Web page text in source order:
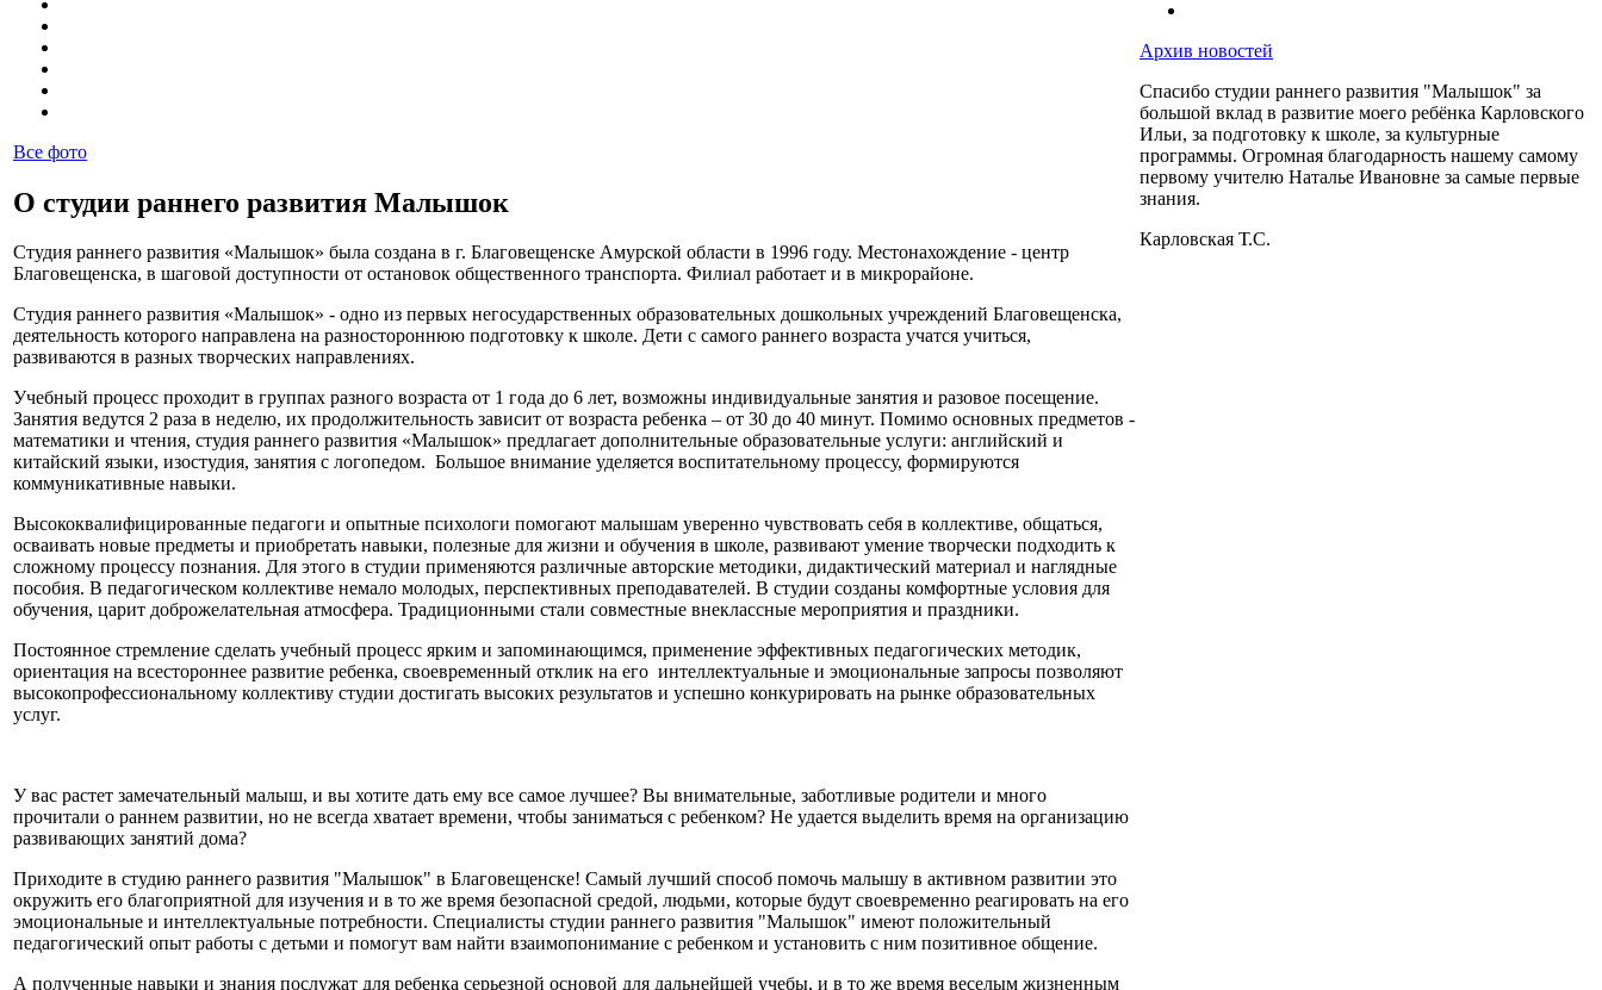
Все фото
О студии раннего развития Малышок
Студия раннего развития «Малышок» была создана в г. Благовещенске Амурской области в 1996 году. Местонахождение - центр
Благовещенска, в шаговой доступности от остановок общественного транспорта. Филиал работает и в микрорайоне.
Студия раннего развития «Малышок» - одно из первых негосударственных образовательных дошкольных учреждений Благовещенска,
деятельность которого направлена на разностороннюю подготовку к школе. Дети с самого раннего возраста учатся учиться,
развиваются в разных творческих направлениях.
Учебный процесс проходит в группах разного возраста от 1 года до 6 лет, возможны индивидуальные занятия и разовое посещение.
Занятия ведутся 2 раза в неделю, их продолжительность зависит от возраста ребенка – от 30 до 40 минут. Помимо основных предметов -
математики и чтения, студия раннего развития «Малышок» предлагает дополнительные образовательные услуги: английский и
китайский языки, изостудия, занятия с логопедом. Большое внимание уделяется воспитательному процессу, формируются
коммуникативные навыки.
Высококвалифицированные педагоги и опытные психологи помогают малышам уверенно чувствовать себя в коллективе, общаться,
осваивать новые предметы и приобретать навыки, полезные для жизни и обучения в школе, развивают умение творчески подходить к
сложному процессу познания. Для этого в студии применяются различные авторские методики, дидактический материал и наглядные
пособия. В педагогическом коллективе немало молодых, перспективных преподавателей. В студии созданы комфортные условия для
обучения, царит доброжелательная атмосфера. Традиционными стали совместные внеклассные мероприятия и праздники.
Постоянное стремление сделать учебный процесс ярким и запоминающимся, применение эффективных педагогических методик,
ориентация на всестороннее развитие ребенка, своевременный отклик на его интеллектуальные и эмоциональные запросы позволяют
высокопрофессиональному коллективу студии достигать высоких результатов и успешно конкурировать на рынке образовательных
услуг.
У вас растет замечательный малыш, и вы хотите дать ему все самое лучшее? Вы внимательные, заботливые родители и много
прочитали о раннем развитии, но не всегда хватает времени, чтобы заниматься с ребенком? Не удается выделить время на организацию
развивающих занятий дома?
Приходите в студию раннего развития "Малышок" в Благовещенске! Самый лучший способ помочь малышу в активном развитии это
окружить его благоприятной для изучения и в то же время безопасной средой, людьми, которые будут своевременно реагировать на его
эмоциональные и интеллектуальные потребности. Специалисты студии раннего развития "Малышок" имеют положительный
педагогический опыт работы с детьми и помогут вам найти взаимопонимание с ребенком и установить с ним позитивное общение.
А полученные навыки и знания послужат для ребенка серьезной основой для дальнейшей учебы, и в то же время веселым жизненным
Архив новостей
Спасибо студии раннего развития "Малышок" за
большой вклад в развитие моего ребёнка Карловского
Ильи, за подготовку к школе, за культурные
программы. Огромная благодарность нашему самому
первому учителю Наталье Ивановне за самые первые
знания.
Карловская Т.С.